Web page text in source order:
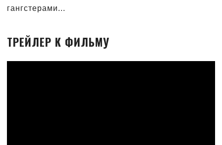
гангстерами...
ТРЕЙЛЕР К ФИЛЬМУ